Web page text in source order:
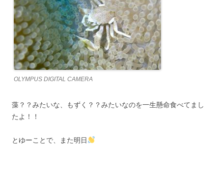
OLYMPUS DIGITAL CAMERA
藻？？みたいな、もずく？？みたいなのを一生懸命食べてまし
たよ！！
とゆーことで、また明日